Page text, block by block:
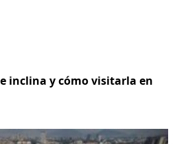
inclina y cómo visitarla en